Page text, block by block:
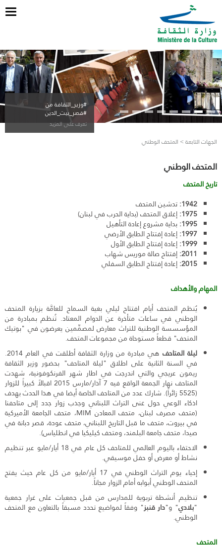
#وزير_الثقافة من
#قصر_بيت_الدين
تعرف على المزيد
الجهات التابعة > المتحف الوطني
المتحف الوطني
تاريخ المتحف
1942: تدشين المتحف
1975: إغلاق المتحف (بداية الحرب في لبنان)
1995: بداية مشروع إعادة التأهيل
1997: إعادة إفتتاح الطابق الأرضي
1999: إعادة إفتتاح الطابق الأول
2011: إفتتاح صالة موريس شهاب
2015: إعادة إفتتاح الطابق السفلي
المهام والأهداف
يُنظم المتحف أيام افتتاح ليلي بغية السماح للعامَّة بزيارة المتحف
الوطني في ساعات متأخرة عن الدوام المعتاد. تُنظم بمبادرة من
المؤسسسة الوطنية للتراث معارض لمصمِّمين يعرضون في "بوتيك
المتحف" قطعاً مستوحاة من مجموعات المتحف.
ليلة المتاحف
هي مبادرة من وزارة الثقافة أطلقت في العام 2014.
في السنة الثانية على اطلاق "ليلة المتاحف" بحضور وزير الثقافة
ريمون عريجي والتي اندرجت في اطار شهر الفرنكوفونية، شهدت
المتاحف نهار الجمعة الواقع فيه 7 آذار/مارس 2015 اقبالاً كبيراً للزوار
(5525 زائراً). شارك عدد من المتاحف الخاصة أيضا في هذا الحدث بهدف
اذكاء الوعي حول غنى التراث اللبناني وجذب زوار جدد إلى متاحفنا
(متحف مصرف لبنان، متحف المعادن MIM، متحف الجامعة الأميركية
في بيروت، متحف ما قبل التاريخ اللبناني، متحف عودة، قصر دبانة في
صيدا، متحف جامعة البلمند، ومتحف كيليكيا في انطلياس).
الاحتفاء باليوم العالمي للمتاحف كل عام في 18 أيار/مايو عبر تنظيم
نشاط أو معرض أو حفل موسيقي.
إحياء يوم التراث الوطني في 17 أيار/مايو من كل عام حيث يفتح
المتحف الوطني أبوابه أمام الزوار مجاناً.
تنظيم أنشطة تربوية للمدارس من قبل جمعيات على غرار جمعية
"بلادي" و"دار قنبز" وفقاً لمواضيع تحدد مسبقاً بالتعاون مع المتحف
الوطني.
المتحف